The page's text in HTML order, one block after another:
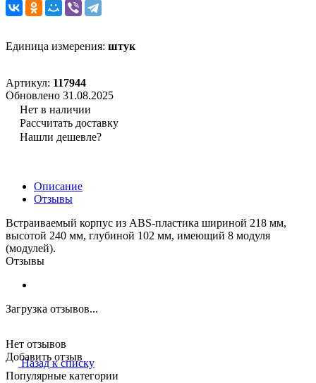
Единица измерения: штук
Артикул: 117944
Обновлено 31.08.2025
Нет в наличии
Рассчитать доставку
Нашли дешевле?
Описание
Отзывы
Встраиваемый корпус из ABS-пластика шириной 218 мм,
высотой 240 мм, глубиной 102 мм, имеющий 8 модуля
(модулей).
Отзывы
Загрузка отзывов...
Нет отзывов
Добавить отзыв
Назад к списку
Популярные категории